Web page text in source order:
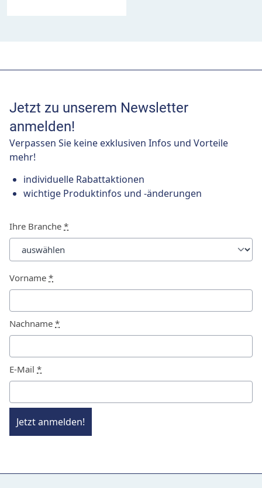
Jetzt zu unserem Newsletter
anmelden!
Verpassen Sie keine exklusiven Infos und Vorteile
mehr!
individuelle Rabattaktionen
wichtige Produktinfos und -änderungen
Ihre Branche *
Vorname *
Nachname *
E-Mail *
Jetzt anmelden!